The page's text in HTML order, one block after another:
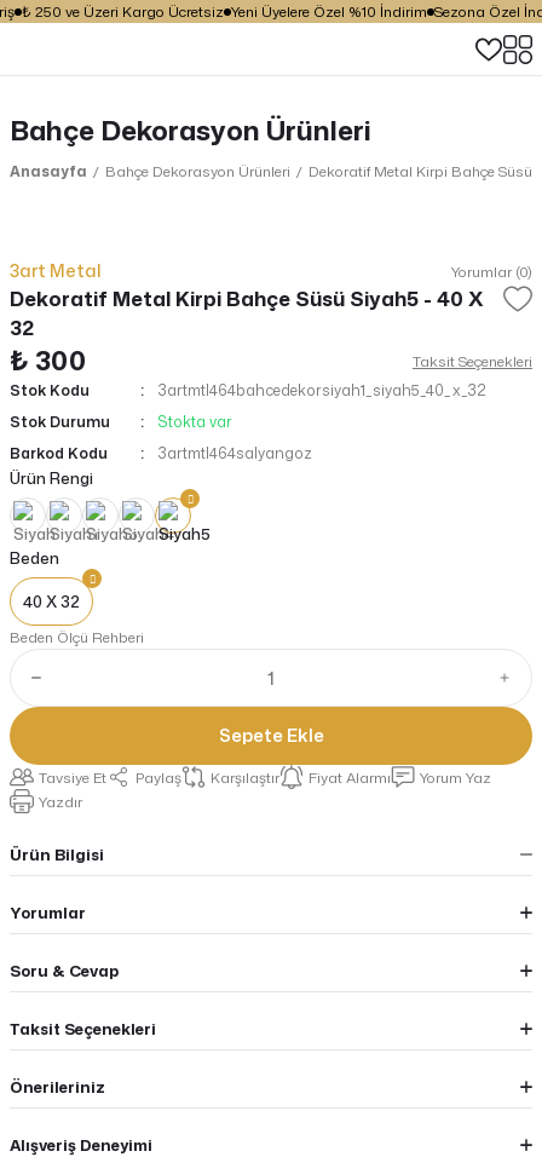
₺ 250 ve Üzeri Kargo Ücretsiz Yeni Üyelere Özel %10 İndirim Sezona Özel
Bahçe Dekorasyon Ürünleri
Anasayfa Bahçe Dekorasyon Ürünleri Dekoratif Metal Kirpi Bahçe Süsü
3art Metal Yorumlar (0)
Dekoratif Metal Kirpi Bahçe Süsü Siyah5 - 40 X
32
₺ 300
Taksit Seçenekleri
Stok Kodu
3artmtl464bahcedekorsiyah1_siyah5_40_x_32
Stok Durumu
Stokta var
Barkod Kodu
3artmtl464salyangoz
Ürün Rengi
Beden
40 X 32
Beden Ölçü Rehberi
Sepete Ekle
Tavsiye Et Paylaş Karşılaştır Fiyat Alarmı
Yorum Yaz
Yazdır
Ürün Bilgisi
Yorumlar
Soru & Cevap
Taksit Seçenekleri
Önerileriniz
Alışveriş Deneyimi